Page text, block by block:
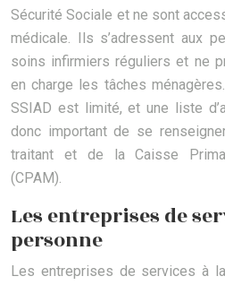
Sécurité Sociale et ne sont
médicale. Ils s’adressent aux
soins infirmiers réguliers et ne
en charge les tâches
SSIAD est limité, et une liste
donc important de se
traitant et de la Caisse
(CPAM).
Les entreprises de
personne
Les entreprises de services à